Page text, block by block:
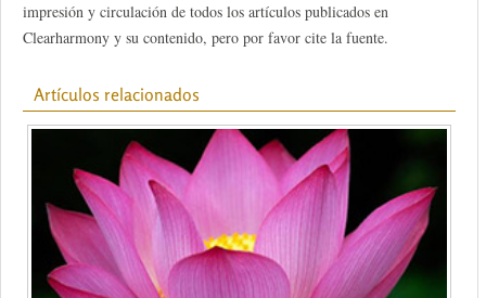
impresión y circulación de todos los artículos publicados en
Clearharmony y su contenido, pero por favor cite la fuente.
Artículos relacionados